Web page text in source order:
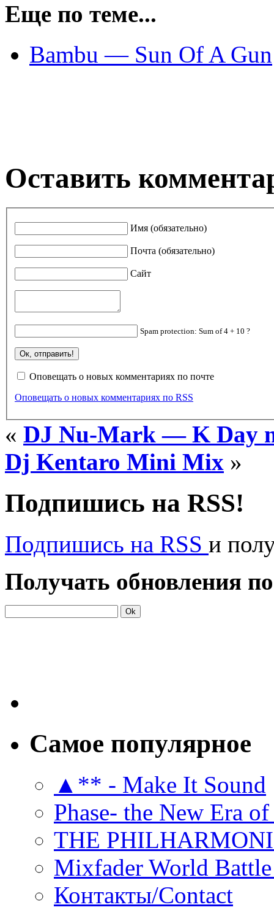
Еще по теме...
Bambu — Sun Of A Gun
Оставить
Имя (обязательно)
Почта (обязательно)
Сайт
Spam protection: Sum of 4 + 10 ?
Оповещать о новых комментариях по почте
Оповещать о новых комментариях по RSS
« DJ Nu-Mark — K Day
Dj Kentaro Mini Mix »
Подпишись на RSS!
Подпишись на RSS и
Получать обновления
Самое популярное
▲** - Make It Sound
Phase- the New Era
THE
Mixfader World
Контакты/Contact